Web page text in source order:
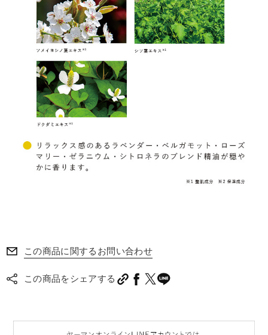
この商品に関するお問い合わせ
この商品をシェアする